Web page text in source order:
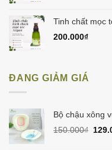
Tinh chất mọc
200.000₫
ĐANG GIẢM GIÁ
Bộ chậu xông
150.000₫ Giá